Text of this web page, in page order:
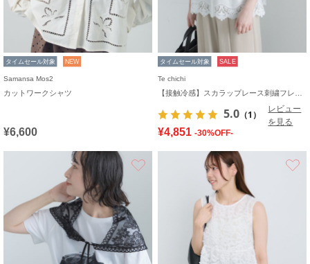
タイムセール対象 NEW
Samansa Mos2
カットワークシャツ
¥6,600
タイムセール対象 SALE
Te chichi
5.0 （1）
レビュー
を見る
¥4,851 -30%OFF-